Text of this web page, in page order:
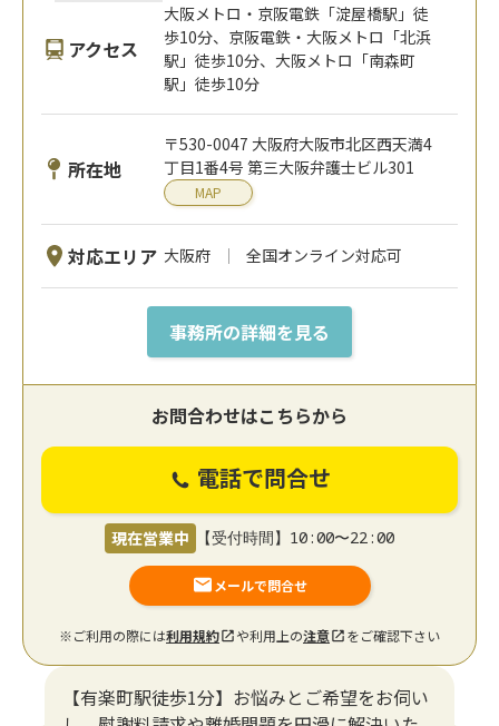
アクセス
大阪メトロ・京阪電鉄「淀屋橋駅」徒
歩10分、京阪電鉄・大阪メトロ「北浜
駅」徒歩10分、大阪メトロ「南森町
駅」徒歩10分
所在地
〒530-0047 大阪府大阪市北区西天満4
丁目1番4号 第三大阪弁護士ビル301
MAP
対応エリア 大阪府 全国オンライン対応可
事務所の詳細を見る
お問合わせはこちらから
電話で問合せ
現在営業中 【受付時間】10:00〜22:00
メールで問合せ
※ご利用の際には利用規約 や利用上の注意 をご確認下さい
【有楽町駅徒歩1分】お悩みとご希望をお伺い